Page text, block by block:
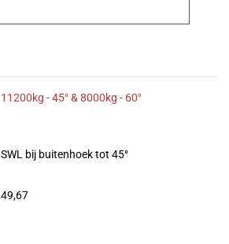
11200kg - 45° & 8000kg - 60°
SWL bij buitenhoek tot 45°
49,67